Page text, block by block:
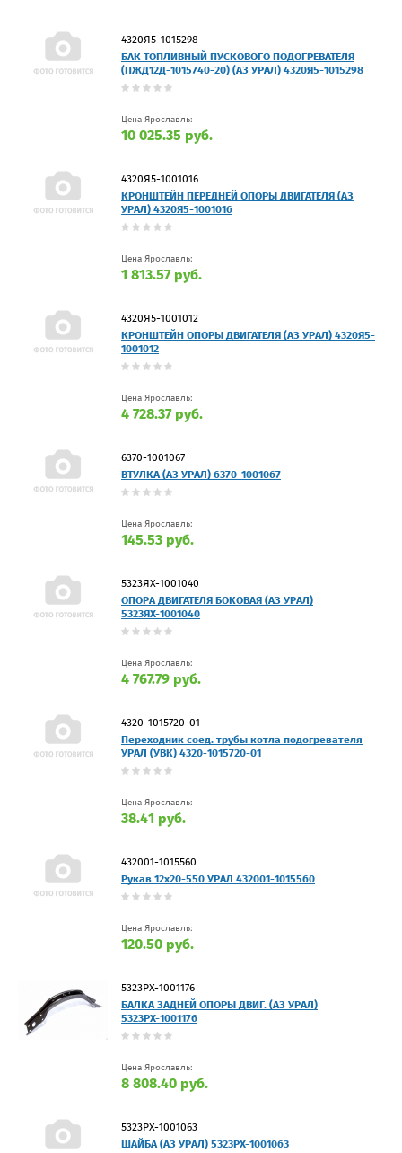
4320Я5-1015298
БАК ТОПЛИВНЫЙ ПУСКОВОГО ПОДОГРЕВАТЕЛЯ
(ПЖД12Д-1015740-20) (АЗ УРАЛ) 4320Я5-1015298
Цена Ярославль:
10 025.35 руб.
4320Я5-1001016
КРОНШТЕЙН ПЕРЕДНЕЙ ОПОРЫ ДВИГАТЕЛЯ (АЗ
УРАЛ) 4320Я5-1001016
Цена Ярославль:
1 813.57 руб.
4320Я5-1001012
КРОНШТЕЙН ОПОРЫ ДВИГАТЕЛЯ (АЗ УРАЛ) 4320Я5-
1001012
Цена Ярославль:
4 728.37 руб.
6370-1001067
ВТУЛКА (АЗ УРАЛ) 6370-1001067
Цена Ярославль:
145.53 руб.
5323ЯХ-1001040
ОПОРА ДВИГАТЕЛЯ БОКОВАЯ (АЗ УРАЛ)
5323ЯХ-1001040
Цена Ярославль:
4 767.79 руб.
4320-1015720-01
Переходник соед. трубы котла подогревателя
УРАЛ (УВК) 4320-1015720-01
Цена Ярославль:
38.41 руб.
432001-1015560
Рукав 12х20-550 УРАЛ 432001-1015560
Цена Ярославль:
120.50 руб.
5323РХ-1001176
БАЛКА ЗАДНЕЙ ОПОРЫ ДВИГ. (АЗ УРАЛ)
5323РХ-1001176
Цена Ярославль:
8 808.40 руб.
5323РХ-1001063
ШАЙБА (АЗ УРАЛ) 5323РХ-1001063